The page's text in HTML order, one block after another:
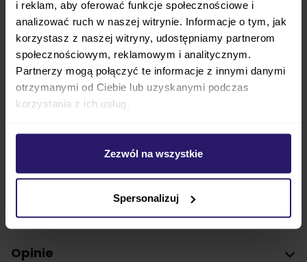
i reklam, aby oferować funkcje społecznościowe i
analizować ruch w naszej witrynie. Informacje o tym, jak
korzystasz z naszej witryny, udostępniamy partnerom
społecznościowym, reklamowym i analitycznym.
Partnerzy mogą połączyć te informacje z innymi danymi
otrzymanymi od Ciebie lub uzyskanymi podczas
korzystania z ich usług.
Zezwól na wszystkie
Spersonalizuj
go prać w pralce i suszyć w suszarce. Elodie Details
pozytywnie przeszedł testy IDEL, przodującego na
świecie laboratorium badającego jakość puchu.
Śpiworek został zaprojektowany tak, żebymalec
mógł swobodnie poruszać nóżkami. Dzięki
bogatej palecie kolorów każdy rodzic może wybrać
Parametry techniczne
FAQ
Opinie